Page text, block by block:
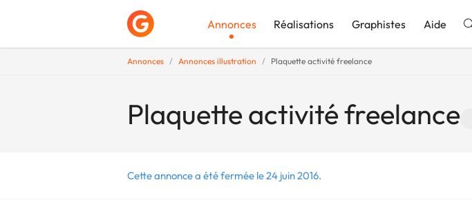
Annonces Réalisations Graphistes Aide
Annonces Annonces illustration Plaquette activité freelance
Plaquette activité freelance
Cette annonce a été fermée le 24 juin 2016.